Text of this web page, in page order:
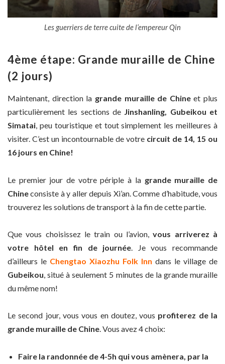
Les guerriers de terre cuite de l’empereur Qin
4ème étape: Grande muraille de Chine
(2 jours)
Maintenant, direction la grande muraille de Chineet plus
particulièrement les sections de Jinshanling, Gubeikou et
Simatai, peu touristique et tout simplement les meilleures à
visiter. C’est un incontournable de votre circuit de 14, 15 ou
16 jours en Chine!
Le premier jour de votre périple à la grande muraille de
Chineconsiste à y aller depuis Xi’an. Comme d’habitude, vous
trouverez les solutions de transport à la fin de cette partie.
Que vous choisissez le train ou l’avion,vous arriverez à
votre hôtel en fin de journée. Je vous recommande
d’ailleurs le Chengtao Xiaozhu Folk Inn dans le village de
Gubeikou, situé à seulement 5 minutes de la grande muraille
du même nom!
Le second jour, vous vous en doutez, vous profiterez de la
grande muraille de Chine. Vous avez 4 choix:
Faire la randonnée de 4-5h qui vous amènera, par la